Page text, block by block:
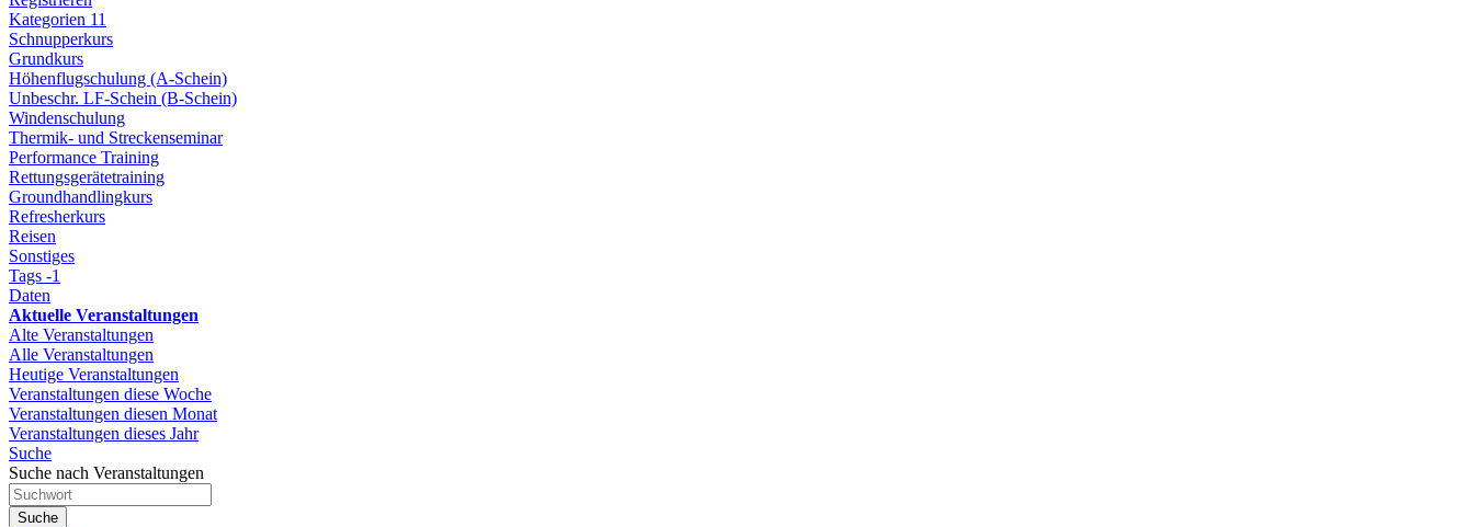
Kategorien 11
Schnupperkurs
Grundkurs
Höhenflugschulung (A-Schein)
Unbeschr. LF-Schein (B-Schein)
Windenschulung
Thermik- und Streckenseminar
Performance Training
Rettungsgerätetraining
Groundhandlingkurs
Refresherkurs
Reisen
Sonstiges
Tags -1
Daten
Aktuelle Veranstaltungen
Alte Veranstaltungen
Alle Veranstaltungen
Heutige Veranstaltungen
Veranstaltungen diese Woche
Veranstaltungen diesen Monat
Veranstaltungen dieses Jahr
Suche
Suche nach Veranstaltungen
Suche